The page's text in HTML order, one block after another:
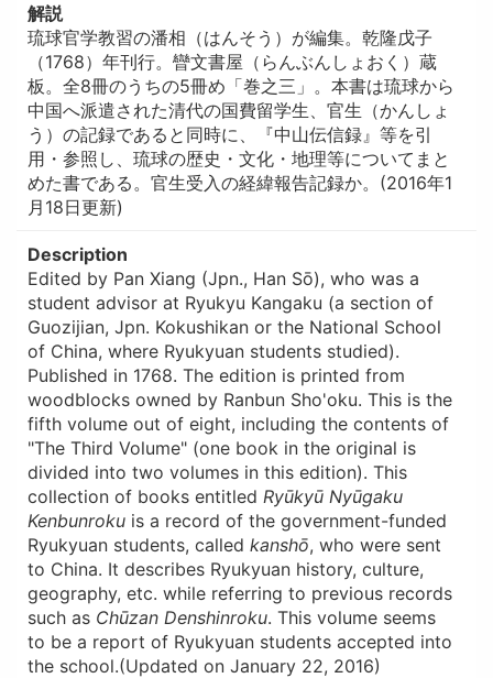
解説
琉球官学教習の潘相（はんそう）が編集。乾隆戊子
（1768）年刊行。矕文書屋（らんぶんしょおく）蔵
板。全8冊のうちの5冊め「巻之三」。本書は琉球から
中国へ派遣された清代の国費留学生、官生（かんしょ
う）の記録であると同時に、『中山伝信録』等を引
用・参照し、琉球の歴史・文化・地理等についてまと
めた書である。官生受入の経緯報告記録か。(2016年1
月18日更新)
Description
Edited by Pan Xiang (Jpn., Han Sō), who was a
student advisor at Ryukyu Kangaku (a section of
Guozijian, Jpn. Kokushikan or the National School
of China, where Ryukyuan students studied).
Published in 1768. The edition is printed from
woodblocks owned by Ranbun Sho'oku. This is the
fifth volume out of eight, including the contents of
"The Third Volume" (one book in the original is
divided into two volumes in this edition). This
collection of books entitled Ryūkyū Nyūgaku
Kenbunrokuis a record of the government-funded
Ryukyuan students, called kanshō, who were sent
to China. It describes Ryukyuan history, culture,
geography, etc. while referring to previous records
such as Chūzan Denshinroku. This volume seems
to be a report of Ryukyuan students accepted into
the school.(Updated on January 22, 2016)